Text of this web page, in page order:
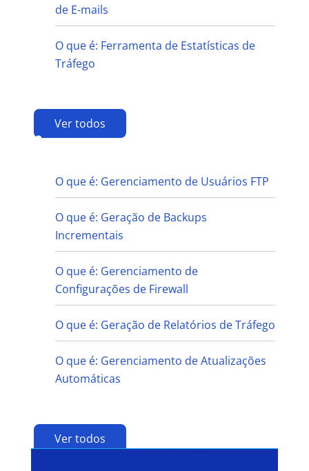
de E-mails
O que é: Ferramenta de Estatísticas de
Tráfego
Ver todos
G
O que é: Gerenciamento de Usuários FTP
O que é: Geração de Backups
Incrementais
O que é: Gerenciamento de
Configurações de Firewall
O que é: Geração de Relatórios de Tráfego
O que é: Gerenciamento de Atualizações
Automáticas
Ver todos